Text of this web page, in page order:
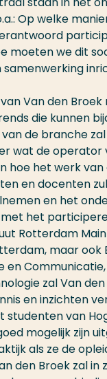
Op welke
moeten we dit
Van den Broek
die kunnen
de branche
wat de
hoe het werk
en docenten
en het
het
Rotterdam
maar ook
en
zal Van
en inzichten
studenten van
mogelijk zijn
als ze de
den Broek zal in